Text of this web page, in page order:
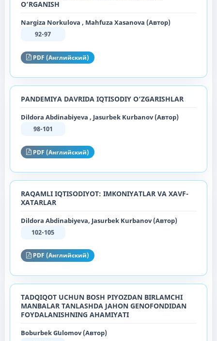
O‘RGANISH
Nargiza Norkulova , Mahfuza Xasanova (Автор)
92-97
PDF (Английский)
PANDEMIYA DAVRIDA IQTISODIY O‘ZGARISHLAR
Dildora Abdinabiyeva , Jasurbek Kurbanov (Автор)
98-101
PDF (Английский)
RAQAMLI IQTISODIYOT: IMKONIYATLAR VA XAVF-
XATARLAR
Dildora Abdinabiyeva, Jasurbek Kurbanov (Автор)
102-105
PDF (Английский)
TADQIQOT UCHUN BOSH PIYOZDAN BIRLAMCHI
MANBALAR TANLASHDA JAHON GENOFONDIDAN
FOYDALANISHNING AHAMIYATI
Boburbek Gʻulomov (Автор)